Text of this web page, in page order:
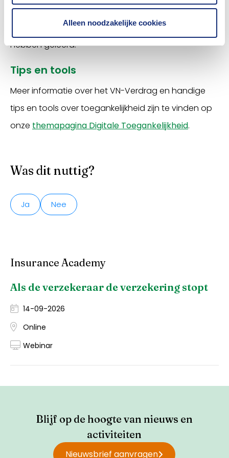
Alleen noodzakelijke cookies
al van audio CAPTCHA gehoord?”vertelt het online
team van deze verzekeraar wat zij van de training
hebben geleerd.
Tips en tools
Meer informatie over het VN-Verdrag en handige
tips en tools over toegankelijkheid zijn te vinden op
onze themapagina Digitale Toegankelijkheid.
Was dit nuttig?
Ja Nee
Insurance Academy
Als de verzekeraar de verzekering stopt
14-09-2026
Online
Webinar
Blijf op de hoogte van nieuws en
activiteiten
Nieuwsbrief aanvragen